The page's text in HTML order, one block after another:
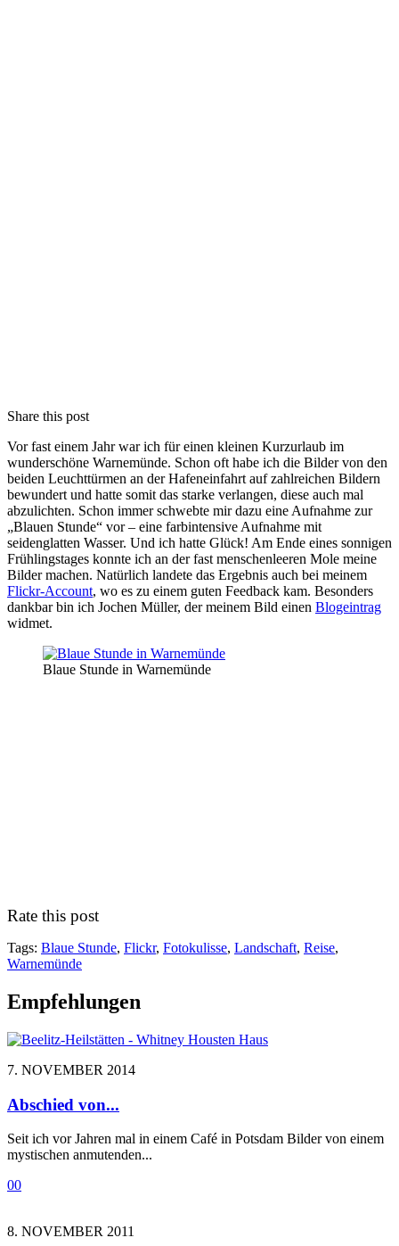
Share this post
Vor fast einem Jahr war ich für einen kleinen Kurzurlaub im
wunderschöne Warnemünde. Schon oft habe ich die Bilder von den
beiden Leuchttürmen an der Hafeneinfahrt auf zahlreichen Bildern
bewundert und hatte somit das starke verlangen, diese auch mal
abzulichten. Schon immer schwebte mir dazu eine Aufnahme zur
„Blauen Stunde“ vor – eine farbintensive Aufnahme mit
seidenglatten Wasser. Und ich hatte Glück! Am Ende eines sonnigen
Frühlingstages konnte ich an der fast menschenleeren Mole meine
Bilder machen. Natürlich landete das Ergebnis auch bei meinem
Flickr-Account, wo es zu einem guten Feedback kam. Besonders
dankbar bin ich Jochen Müller, der meinem Bild einen Blogeintrag
widmet.
Blaue Stunde in Warnemünde
Rate this post
Tags: Blaue Stunde, Flickr, Fotokulisse, Landschaft, Reise,
Warnemünde
Empfehlungen
7. NOVEMBER 2014
Abschied von...
Seit ich vor Jahren mal in einem Café in Potsdam Bilder von einem
mystischen anmutenden...
00
8. NOVEMBER 2011